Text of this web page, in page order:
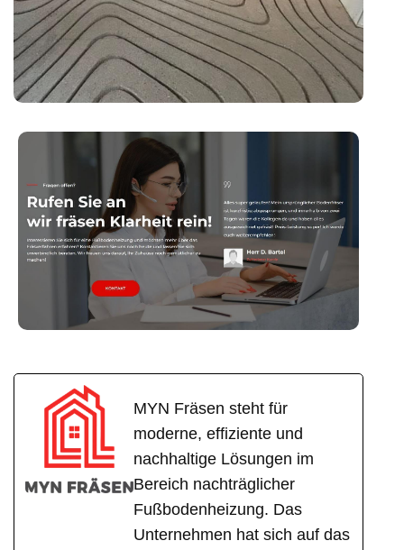
MYN Fräsen steht für
moderne, effiziente und
nachhaltige Lösungen im
Bereich nachträglicher
Fußbodenheizung. Das
Unternehmen hat sich auf das